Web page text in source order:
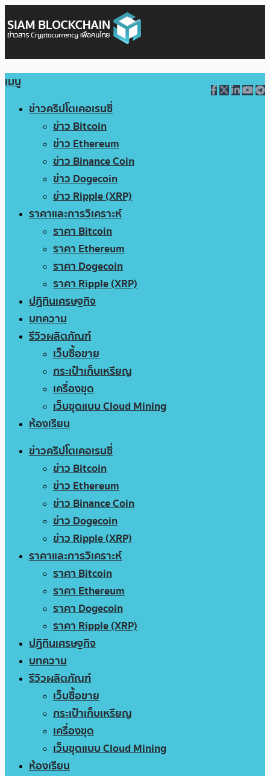
เมนู
ข่าวคริปโตเคอเรนซี่
ข่าว Bitcoin
ข่าว Ethereum
ข่าว Binance Coin
ข่าว Dogecoin
ข่าว Ripple (XRP)
ราคาและการวิเคราะห์
ราคา Bitcoin
ราคา Ethereum
ราคา Dogecoin
ราคา Ripple (XRP)
ปฏิทินเศรษฐกิจ
บทความ
รีวิวผลิตภัณฑ์
เว็บซื้อขาย
กระเป๋าเก็บเหรียญ
เครื่องขุด
เว็บขุดแบบ Cloud Mining
ห้องเรียน
ข่าวคริปโตเคอเรนซี่
ข่าว Bitcoin
ข่าว Ethereum
ข่าว Binance Coin
ข่าว Dogecoin
ข่าว Ripple (XRP)
ราคาและการวิเคราะห์
ราคา Bitcoin
ราคา Ethereum
ราคา Dogecoin
ราคา Ripple (XRP)
ปฏิทินเศรษฐกิจ
บทความ
รีวิวผลิตภัณฑ์
เว็บซื้อขาย
กระเป๋าเก็บเหรียญ
เครื่องขุด
เว็บขุดแบบ Cloud Mining
ห้องเรียน